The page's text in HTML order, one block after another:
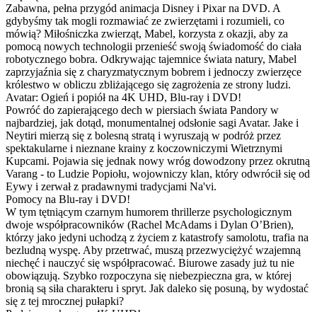
Zabawna, pełna przygód animacja Disney i Pixar na DVD. A
gdybyśmy tak mogli rozmawiać ze zwierzętami i rozumieli, co
mówią? Miłośniczka zwierząt, Mabel, korzysta z okazji, aby za
pomocą nowych technologii przenieść swoją świadomość do ciała
robotycznego bobra. Odkrywając tajemnice świata natury, Mabel
zaprzyjaźnia się z charyzmatycznym bobrem i jednoczy zwierzęce
królestwo w obliczu zbliżającego się zagrożenia ze strony ludzi.
Avatar: Ogień i popiół na 4K UHD, Blu-ray i DVD!
Powróć do zapierającego dech w piersiach świata Pandory w
najbardziej, jak dotąd, monumentalnej odsłonie sagi Avatar. Jake i
Neytiri mierzą się z bolesną stratą i wyruszają w podróż przez
spektakularne i nieznane krainy z koczowniczymi Wietrznymi
Kupcami. Pojawia się jednak nowy wróg dowodzony przez okrutną
Varang - to Ludzie Popiołu, wojowniczy klan, który odwrócił się od
Eywy i zerwał z pradawnymi tradycjami Na'vi.
Pomocy na Blu-ray i DVD!
W tym tętniącym czarnym humorem thrillerze psychologicznym
dwoje współpracowników (Rachel McAdams i Dylan O’Brien),
którzy jako jedyni uchodzą z życiem z katastrofy samolotu, trafia na
bezludną wyspę. Aby przetrwać, muszą przezwyciężyć wzajemną
niechęć i nauczyć się współpracować. Biurowe zasady już tu nie
obowiązują. Szybko rozpoczyna się niebezpieczna gra, w której
bronią są siła charakteru i spryt. Jak daleko się posuną, by wydostać
się z tej mrocznej pułapki?